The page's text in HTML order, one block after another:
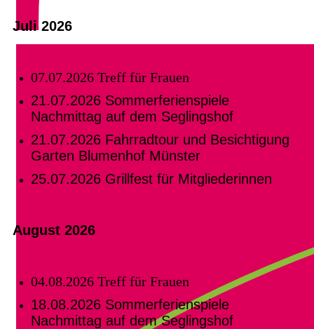
Juli 2026
07.07.2026 Treff für Frauen
21.07.2026 Sommerferienspiele
Nachmittag auf dem Seglingshof
21.07.2026 Fahrradtour und Besichtigung
Garten Blumenhof Münster
25.07.2026 Grillfest für Mitgliederinnen
August 2026
04.08.2026 Treff für Frauen
18.08.2026 Sommerferienspiele
Nachmittag auf dem Seglingshof